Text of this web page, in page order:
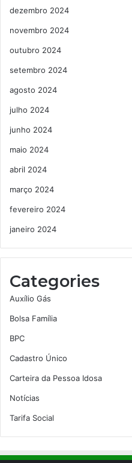
dezembro 2024
novembro 2024
outubro 2024
setembro 2024
agosto 2024
julho 2024
junho 2024
maio 2024
abril 2024
março 2024
fevereiro 2024
janeiro 2024
Categories
Auxílio Gás
Bolsa Família
BPC
Cadastro Único
Carteira da Pessoa Idosa
Notícias
Tarifa Social